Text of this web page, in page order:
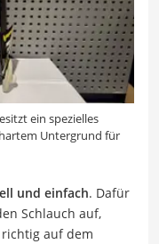
ein spezielles
Untergrund für
und einfach. Dafür
Schlauch auf,
auf dem